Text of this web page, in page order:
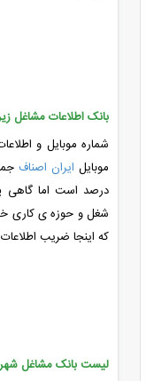
بانک اطلاعات مشاغل
شماره موبایل و
موبایل ایران اصناف
درصد است اما گاهی
شغل و حوزه ی کاری
که اینجا ضریب اطلاعات ، بالای 75 درصد در نظر
لیست بانک مشاغل شهر